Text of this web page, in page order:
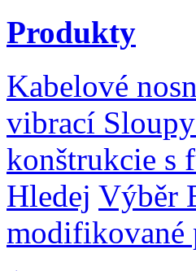
Produkty
Kabelové
vibrací
konštrukcie s
Hledej Výběr
modifikované